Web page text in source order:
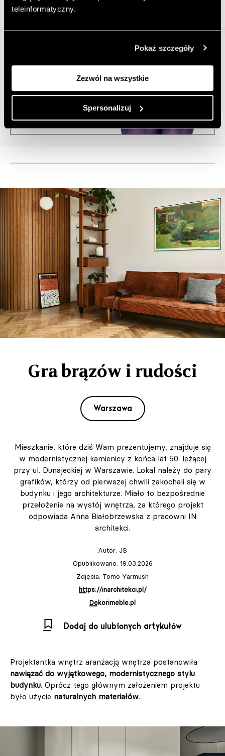
teleinformatyczny.
Pokaż szczegóły
Zezwól na wszystkie
Spersonalizuj
Gra brązów i rudości
Warszawa
Mieszkanie, które dziś Wam prezentujemy, znajduje się
w modernistycznej kamienicy z końca lat 50. leżącej
przy ul. Dunajeckiej w Warszawie. Lokal należy do pary
grafików, którzy od pierwszej chwili zakochali się w
budynku i jego architekturze. Miało to bezpośrednie
przełożenie na wystój wnętrza, za którego projekt
odpowiada Anna Białobrzewska z pracowni IN
architekci.
Autor: JS
Opublikowano: 19.03.2026
Zdjęcia: Tomo Yarmush
https://inarchitekci.pl/
Dekorimeble.pl
Dodaj do ulubionych artykułów
Projektantka wnętrz aranżacją wnętrza postanowiła
nawiązać do wyjątkowego, modernistycznego stylu
budynku. Oprócz tego głównym założeniem projektu
było użycie naturalnych materiałów.